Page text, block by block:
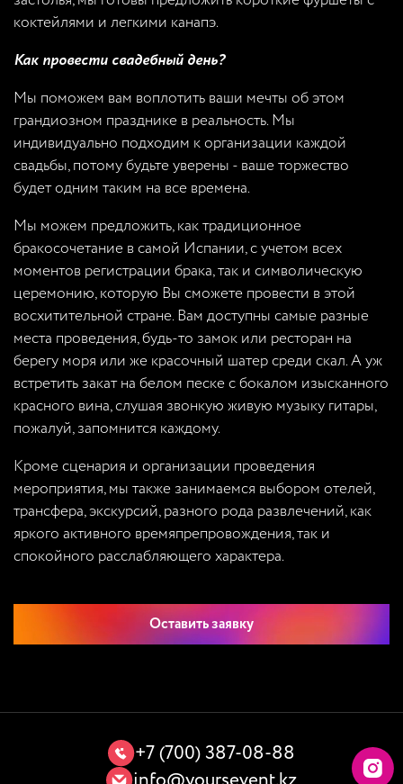
коктейлями и легкими канапэ.
Как провести свадебный день?
Мы поможем вам воплотить ваши мечты об этом
грандиозном празднике в реальность. Мы
индивидуально подходим к организации каждой
свадьбы, потому будьте уверены - ваше торжество
будет одним таким на все времена.
Мы можем предложить, как традиционное
бракосочетание в самой Испании, с учетом всех
моментов регистрации брака, так и символическую
церемонию, которую Вы сможете провести в этой
восхитительной стране. Вам доступны самые разные
места проведения, будь-то замок или ресторан на
берегу моря или же красочный шатер среди скал. А уж
встретить закат на белом песке с бокалом изысканного
красного вина, слушая звонкую живую музыку гитары,
пожалуй, запомнится каждому.
Кроме сценария и организации проведения
мероприятия, мы также занимаемся выбором отелей,
трансфера, экскурсий, разного рода развлечений, как
яркого активного времяпрепровождения, так и
спокойного расслабляющего характера.
Оставить заявку
+7 (700) 387-08-88